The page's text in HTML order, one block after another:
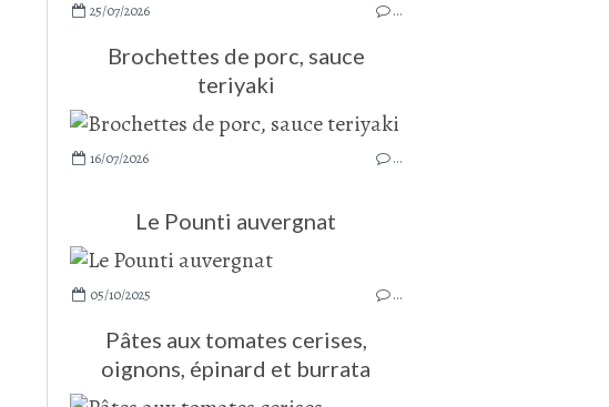
25/07/2026 …
Brochettes de porc, sauce
teriyaki
16/07/2026 …
Le Pounti auvergnat
05/10/2025 …
Pâtes aux tomates cerises,
oignons, épinard et burrata